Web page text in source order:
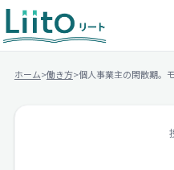
ホーム>働き方>個人事業主の閑散期。